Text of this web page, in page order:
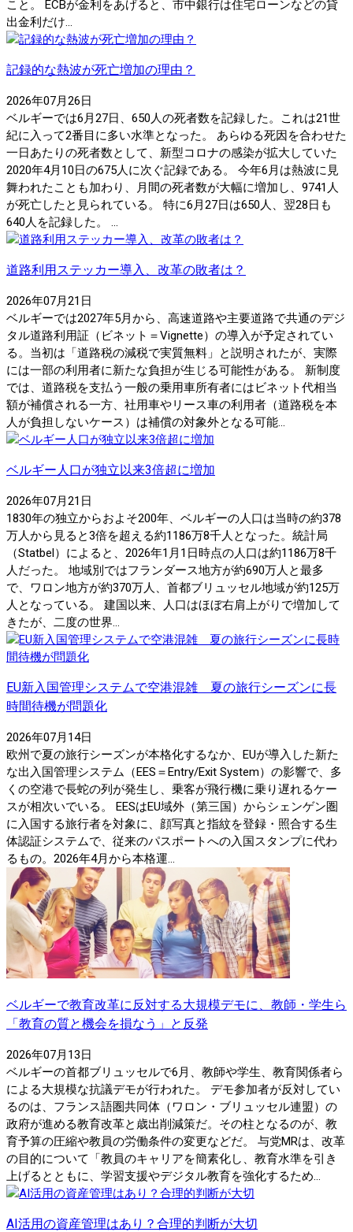
こと。 ECBが金利をあげると、市中銀行は住宅ローンなどの貸
出金利だけ...
記録的な熱波が死亡増加の理由？
2026年07月26日
ベルギーでは6月27日、650人の死者数を記録した。これは21世
紀に入って2番目に多い水準となった。 あらゆる死因を合わせた
一日あたりの死者数として、新型コロナの感染が拡大していた
2020年4月10日の675人に次ぐ記録である。 今年6月は熱波に見
舞われたことも加わり、月間の死者数が大幅に増加し、9741人
が死亡したと見られている。 特に6月27日は650人、翌28日も
640人を記録した。 ...
道路利用ステッカー導入、改革の敗者は？
2026年07月21日
ベルギーでは2027年5月から、高速道路や主要道路で共通のデジ
タル道路利用証（ビネット＝Vignette）の導入が予定されてい
る。当初は「道路税の減税で実質無料」と説明されたが、実際
には一部の利用者に新たな負担が生じる可能性がある。 新制度
では、道路税を支払う一般の乗用車所有者にはビネット代相当
額が補償される一方、社用車やリース車の利用者（道路税を本
人が負担しないケース）は補償の対象外となる可能...
ベルギー人口が独立以来3倍超に増加
2026年07月21日
1830年の独立からおよそ200年、ベルギーの人口は当時の約378
万人から見ると3倍を超える約1186万8千人となった。統計局
（Statbel）によると、2026年1月1日時点の人口は約1186万8千
人だった。 地域別ではフランダース地方が約690万人と最多
で、ワロン地方が約370万人、首都ブリュッセル地域が約125万
人となっている。 建国以来、人口はほぼ右肩上がりで増加して
きたが、二度の世界...
EU新入国管理システムで空港混雑 夏の旅行シーズンに長
時間待機が問題化
2026年07月14日
欧州で夏の旅行シーズンが本格化するなか、EUが導入した新た
な出入国管理システム（EES＝Entry/Exit System）の影響で、多
くの空港で長蛇の列が発生し、乗客が飛行機に乗り遅れるケー
スが相次いでいる。 EESはEU域外（第三国）からシェンゲン圏
に入国する旅行者を対象に、顔写真と指紋を登録・照合する生
体認証システムで、従来のパスポートへの入国スタンプに代わ
るもの。2026年4月から本格運...
ベルギーで教育改革に反対する大規模デモに、教師・学生ら
「教育の質と機会を損なう」と反発
2026年07月13日
ベルギーの首都ブリュッセルで6月、教師や学生、教育関係者ら
による大規模な抗議デモが行われた。 デモ参加者が反対してい
るのは、フランス語圏共同体（ワロン・ブリュッセル連盟）の
政府が進める教育改革と歳出削減策だ。その柱となるのが、教
育予算の圧縮や教員の労働条件の変更などだ。 与党MRは、改革
の目的について「教員のキャリアを簡素化し、教育水準を引き
上げるとともに、学習支援やデジタル教育を強化するため...
AI活用の資産管理はあり？合理的判断が大切